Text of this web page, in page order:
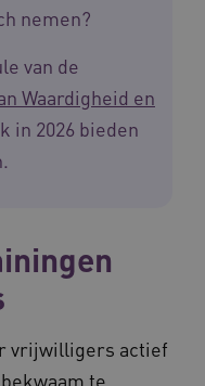
nemen?
van de
Waardigheid en
in 2026 bieden
vrijwilligers actief
te
Inc.
1 week